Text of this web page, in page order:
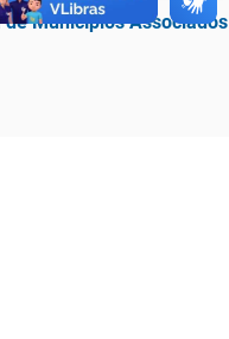
Municípios Associados